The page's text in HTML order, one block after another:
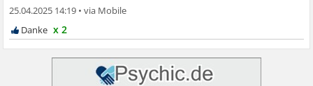
25.04.2025 14:19 •
x 2